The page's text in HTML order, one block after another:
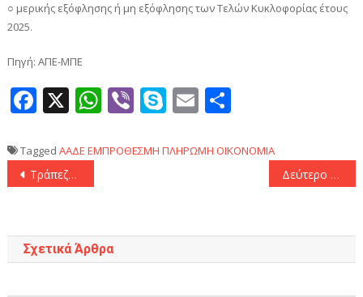
○ μερικής εξόφλησης ή μη εξόφλησης των Τελών Κυκλοφορίας έτους
2025.
Πηγή: ΑΠΕ-ΜΠΕ
Facebook
X WhatsApp
ViberSkype
Email
Tagged ΑΑΔΕ ΕΜΠΡΟΘΕΣΜΗ ΠΛΗΡΩΜΗ ΟΙΚΟΝΟΜΙΑ
Πλοήγηση
Τράπεζα της Ελλάδος: Αυξήθηκαν δάνεια και καταθέσεις τον Νοέμβριο 2024 Δεύτερο κύμα εντάξεων στο πρόγραμμα «Αλλάζω Συσκευή για τις Επιχειρήσεις»
Σχετικά Άρθρα